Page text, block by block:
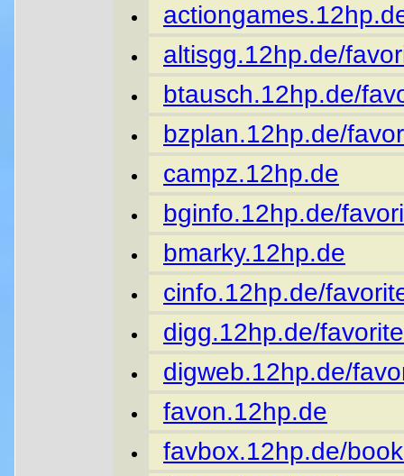
altisgg.12hp.de/
btausch.12hp.de/
bzplan.12hp.de/
campz.12hp.de
bginfo.12hp.de/
bmarky.12hp.de
cinfo.12hp.de/
digg.12hp.de/
digweb.12hp.de/
favon.12hp.de
favbox.12hp.de/